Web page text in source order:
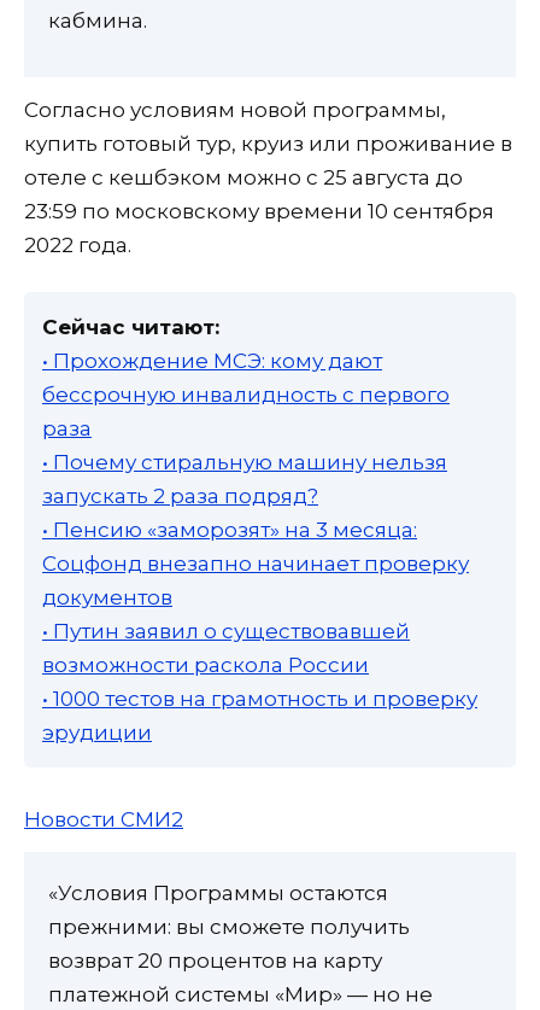
кабмина.
Согласно условиям новой программы,
купить готовый тур, круиз или проживание в
отеле с кешбэком можно с 25 августа до
23:59 по московскому времени 10 сентября
2022 года.
Сейчас читают:
• Прохождение МСЭ: кому дают
бессрочную инвалидность с первого
раза
• Почему стиральную машину нельзя
запускать 2 раза подряд?
• Пенсию «заморозят» на 3 месяца:
Соцфонд внезапно начинает проверку
документов
• Путин заявил о существовавшей
возможности раскола России
• 1000 тестов на грамотность и проверку
эрудиции
Новости СМИ2
«Условия Программы остаются
прежними: вы сможете получить
возврат 20 процентов на карту
платежной системы «Мир» — но не